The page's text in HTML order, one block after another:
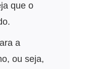
que o
a
ou seja,